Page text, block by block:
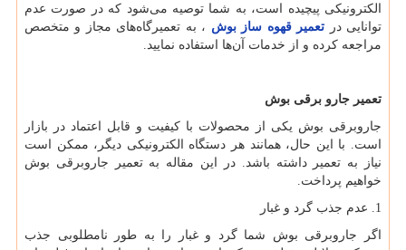
الکترونیکی پیچیده است، به شما توصیه می‌شود که در صورت عدم
توانایی در تعمیر قهوه ساز بوش ، به تعمیرگاه‌های مجاز و متخصص
مراجعه کرده و از خدمات آن‌ها استفاده نمایید.
تعمیر جارو برقی بوش
جاروبرقی بوش یکی از محصولات با کیفیت و قابل اعتماد در بازار
است. با این حال، همانند هر دستگاه الکترونیکی دیگر، ممکن است
نیاز به تعمیر داشته باشد. در این مقاله به تعمیر جاروبرقی بوش
خواهیم پرداخت.
1. عدم جذب گرد و غبار
اگر جاروبرقی بوش شما گرد و غبار را به طور نامطلوبی جذب